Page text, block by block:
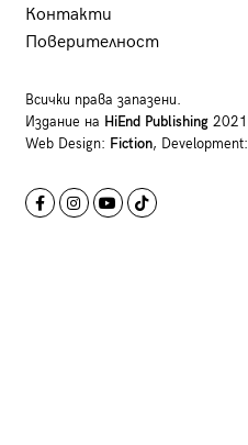
Контакти
Поверителност
Всички права запазени.
Издание на HiEnd Publishing2021
Web Design: Fiction, Development: